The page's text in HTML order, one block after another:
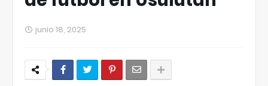
junio 18, 2025